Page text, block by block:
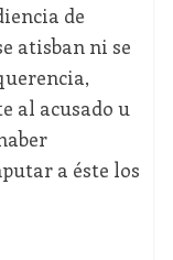
de
atisban ni se
al acusado u
a éste los